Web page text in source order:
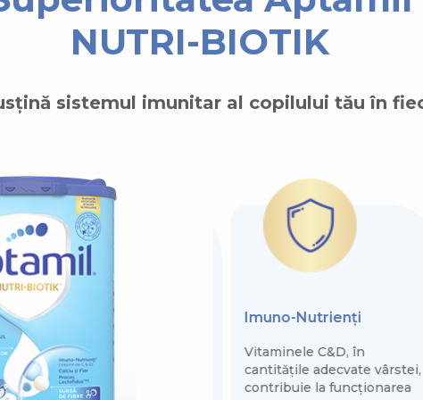
NUTRI-BIOTIK
sistemul imunitar al copilului tău în
Rețetă avansată
Inspirată de 50 de ani de
cercetare avansată a
laptelui matern
Imuno-Nutrienți
Vitaminele C&D, în
cantitățile adecvate vârstei,
contribuie la funcționarea